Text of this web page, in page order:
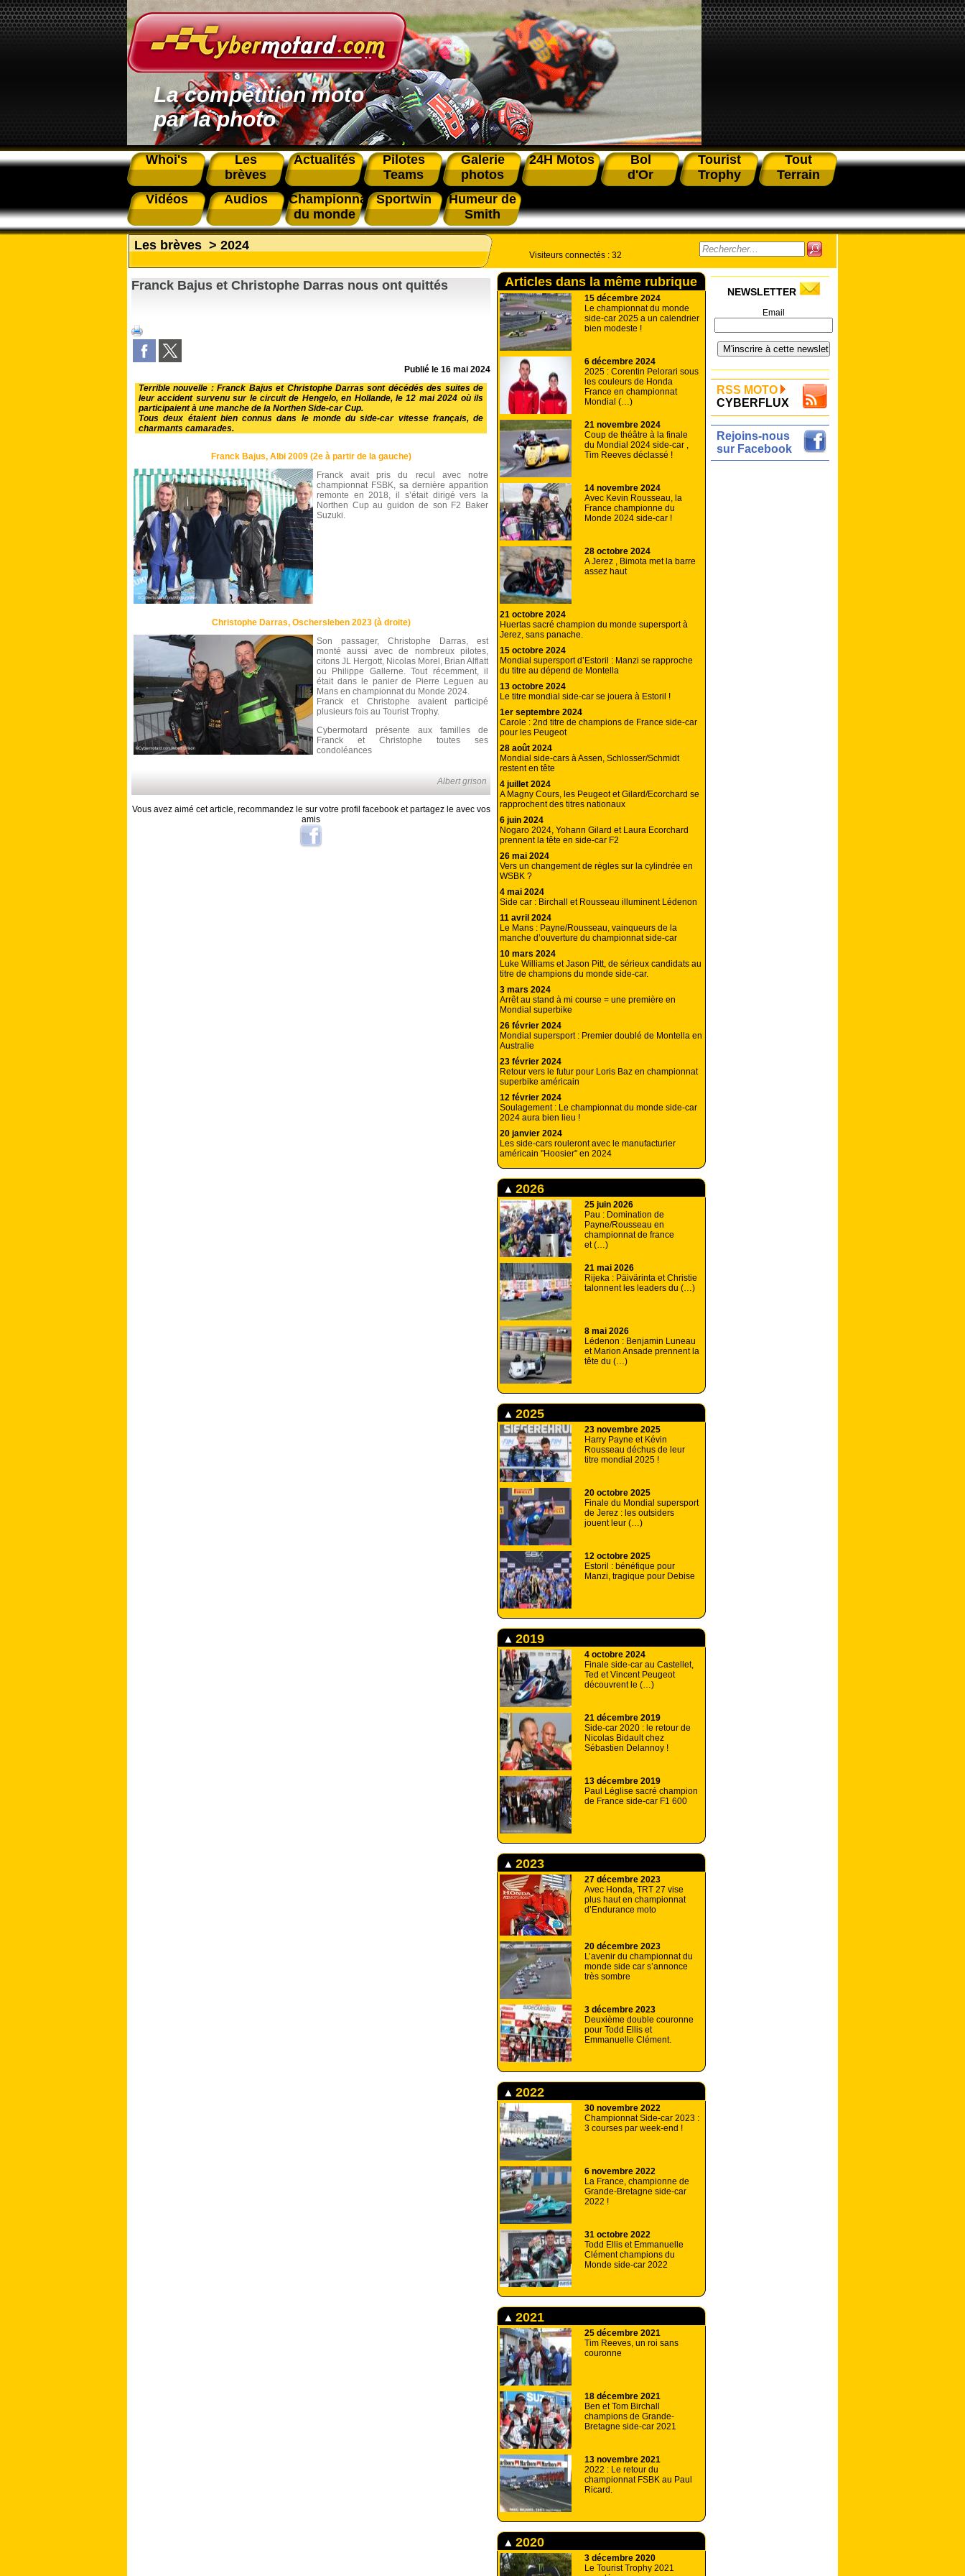
La compétition moto
par la photo
Whoi's
Les
brèves
Actualités
Pilotes
Teams
Galerie
photos
24H Motos
Bol
d'Or
Tourist
Trophy
Tout
Terrain
Vidéos
Audios
Championnat
du monde
Sportwin
Humeur de
Smith
Les brèves > 2024
Franck Bajus et Christophe Darras nous ont quittés
Publié le 16 mai 2024
Terrible nouvelle : Franck Bajus et Christophe Darras sont décédés des suites de
leur accident survenu sur le circuit de Hengelo, en Hollande, le 12 mai 2024 où ils
participaient à une manche de la Northen Side-car Cup.
Tous deux étaient bien connus dans le monde du side-car vitesse français, de
charmants camarades.
Franck Bajus, Albi 2009 (2e à partir de la gauche)
Franck avait pris du recul avec notre
championnat FSBK, sa dernière apparition
remonte en 2018, il s’était dirigé vers la
Northen Cup au guidon de son F2 Baker
Suzuki.
Christophe Darras, Oschersleben 2023 (à droite)
Son passager, Christophe Darras, est
monté aussi avec de nombreux pilotes,
citons JL Hergott, Nicolas Morel, Brian Alflatt
ou Philippe Gallerne. Tout récemment, il
était dans le panier de Pierre Leguen au
Mans en championnat du Monde 2024.
Franck et Christophe avaient participé
plusieurs fois au Tourist Trophy.
Cybermotard présente aux familles de
Franck et Christophe toutes ses
condoléances
Albert grison
Vous avez aimé cet article, recommandez le sur votre profil facebook et partagez le avec vos
amis
Visiteurs connectés : 32
Articles dans la même rubrique
15 décembre 2024
Le championnat du monde
side-car 2025 a un calendrier
bien modeste !
6 décembre 2024
2025 : Corentin Pelorari sous
les couleurs de Honda
France en championnat
Mondial (…)
21 novembre 2024
Coup de théâtre à la finale
du Mondial 2024 side-car ,
Tim Reeves déclassé !
14 novembre 2024
Avec Kevin Rousseau, la
France championne du
Monde 2024 side-car !
28 octobre 2024
A Jerez , Bimota met la barre
assez haut
21 octobre 2024
Huertas sacré champion du monde supersport à
Jerez, sans panache.
15 octobre 2024
Mondial supersport d’Estoril : Manzi se rapproche
du titre au dépend de Montella
13 octobre 2024
Le titre mondial side-car se jouera à Estoril !
1er septembre 2024
Carole : 2nd titre de champions de France side-car
pour les Peugeot
28 août 2024
Mondial side-cars à Assen, Schlosser/Schmidt
restent en tête
4 juillet 2024
A Magny Cours, les Peugeot et Gilard/Ecorchard se
rapprochent des titres nationaux
6 juin 2024
Nogaro 2024, Yohann Gilard et Laura Ecorchard
prennent la tête en side-car F2
26 mai 2024
Vers un changement de règles sur la cylindrée en
WSBK ?
4 mai 2024
Side car : Birchall et Rousseau illuminent Lédenon
11 avril 2024
Le Mans : Payne/Rousseau, vainqueurs de la
manche d’ouverture du championnat side-car
10 mars 2024
Luke Williams et Jason Pitt, de sérieux candidats au
titre de champions du monde side-car.
3 mars 2024
Arrêt au stand à mi course = une première en
Mondial superbike
26 février 2024
Mondial supersport : Premier doublé de Montella en
Australie
23 février 2024
Retour vers le futur pour Loris Baz en championnat
superbike américain
12 février 2024
Soulagement : Le championnat du monde side-car
2024 aura bien lieu !
20 janvier 2024
Les side-cars rouleront avec le manufacturier
américain "Hoosier" en 2024
2026
25 juin 2026
Pau : Domination de
Payne/Rousseau en
championnat de france
et (…)
21 mai 2026
Rijeka : Päivärinta et Christie
talonnent les leaders du (…)
8 mai 2026
Lédenon : Benjamin Luneau
et Marion Ansade prennent la
tête du (…)
2025
23 novembre 2025
Harry Payne et Kévin
Rousseau déchus de leur
titre mondial 2025 !
20 octobre 2025
Finale du Mondial supersport
de Jerez : les outsiders
jouent leur (…)
12 octobre 2025
Estoril : bénéfique pour
Manzi, tragique pour Debise
2019
4 octobre 2024
Finale side-car au Castellet,
Ted et Vincent Peugeot
découvrent le (…)
21 décembre 2019
Side-car 2020 : le retour de
Nicolas Bidault chez
Sébastien Delannoy !
13 décembre 2019
Paul Léglise sacré champion
de France side-car F1 600
2023
27 décembre 2023
Avec Honda, TRT 27 vise
plus haut en championnat
d’Endurance moto
20 décembre 2023
L’avenir du championnat du
monde side car s’annonce
très sombre
3 décembre 2023
Deuxième double couronne
pour Todd Ellis et
Emmanuelle Clément.
2022
30 novembre 2022
Championnat Side-car 2023 :
3 courses par week-end !
6 novembre 2022
La France, championne de
Grande-Bretagne side-car
2022 !
31 octobre 2022
Todd Ellis et Emmanuelle
Clément champions du
Monde side-car 2022
2021
25 décembre 2021
Tim Reeves, un roi sans
couronne
18 décembre 2021
Ben et Tom Birchall
champions de Grande-
Bretagne side-car 2021
13 novembre 2021
2022 : Le retour du
championnat FSBK au Paul
Ricard.
2020
3 décembre 2020
Le Tourist Trophy 2021
NEWSLETTER
Email
RSS MOTO
CYBERFLUX
Rejoins-nous
sur Facebook